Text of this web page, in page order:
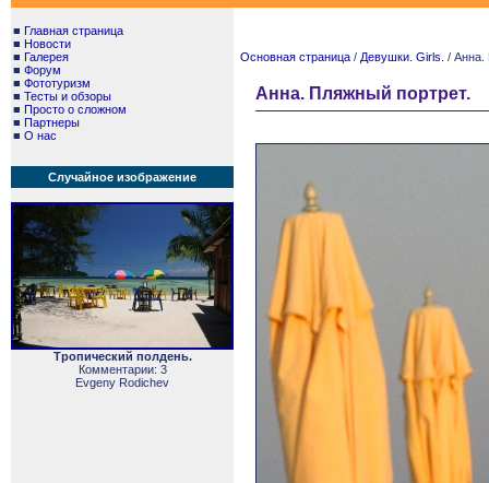
■ Главная страница
■ Новости
■ Галерея
■ Форум
■ Фототуризм
■ Тесты и обзоры
■ Просто о сложном
■ Партнеры
■ О нас
Случайное изображение
Тропический полдень.
Комментарии: 3
Evgeny Rodichev
Основная страница / Девушки. Girls. / Анна.
Анна. Пляжный портрет.